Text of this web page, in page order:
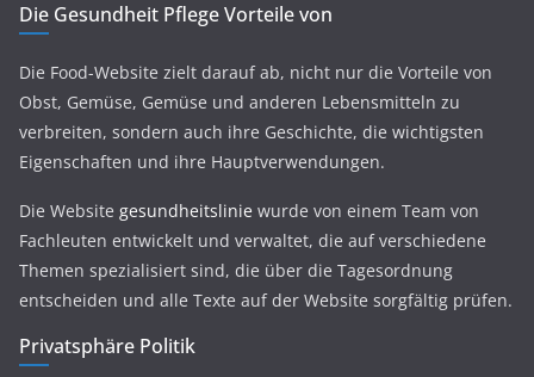
Die Gesundheit Pflege Vorteile von
Die Food-Website zielt darauf ab, nicht nur die Vorteile von
Obst, Gemüse, Gemüse und anderen Lebensmitteln zu
verbreiten, sondern auch ihre Geschichte, die wichtigsten
Eigenschaften und ihre Hauptverwendungen.
Die Website gesundheitslinie wurde von einem Team von
Fachleuten entwickelt und verwaltet, die auf verschiedene
Themen spezialisiert sind, die über die Tagesordnung
entscheiden und alle Texte auf der Website sorgfältig prüfen.
Privatsphäre Politik